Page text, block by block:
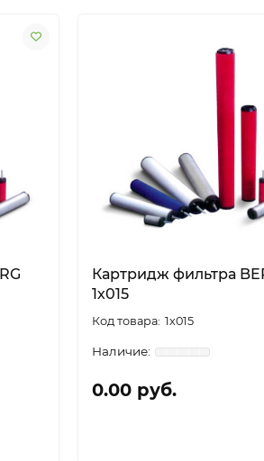
Картридж фильтра
1х015
1х015
0.00 руб.